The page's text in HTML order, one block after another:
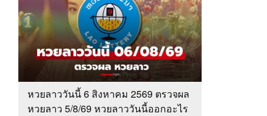
หวยลาววันนี้ 6 สิงหาคม 2569 ตรวจผล
หวยลาว 5/8/69 หวยลาววันนี้ออกอะไร